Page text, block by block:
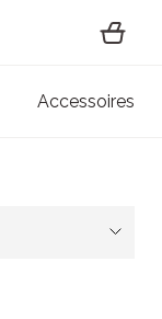
Accessoires